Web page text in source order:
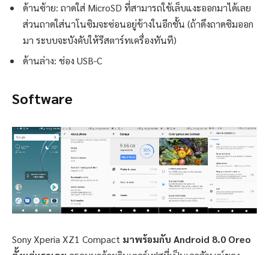
ด้านซ้าย: ถาดใส่ MicroSD ที่สามารถใช้เล็บแงะออกมาได้เลย
ส่วนถาดใส่นาโนซิมจะซ่อนอยู่ข้างในอีกชั้น (ถ้าดึงถาดซิมออก
มา ระบบจะบังคับให้รีสตาร์ทเครื่องทันที)
ด้านล่าง: ช่อง USB-C
Software
Sony Xperia XZ1 Compact มาพร้อมกับ Android 8.0 Oreo